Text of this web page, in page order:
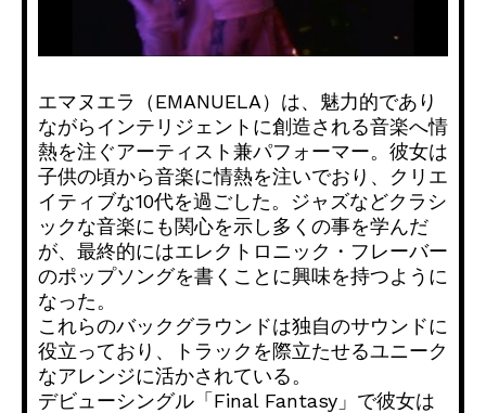
エマヌエラ（EMANUELA）は、魅力的であり
ながらインテリジェントに創造される音楽へ情
熱を注ぐアーティスト兼パフォーマー。彼女は
子供の頃から音楽に情熱を注いでおり、クリエ
イティブな10代を過ごした。ジャズなどクラシ
ックな音楽にも関心を示し多くの事を学んだ
が、最終的にはエレクトロニック・フレーバー
のポップソングを書くことに興味を持つように
なった。
これらのバックグラウンドは独自のサウンドに
役立っており、トラックを際立たせるユニーク
なアレンジに活かされている。
デビューシングル「Final Fantasy」で彼女は